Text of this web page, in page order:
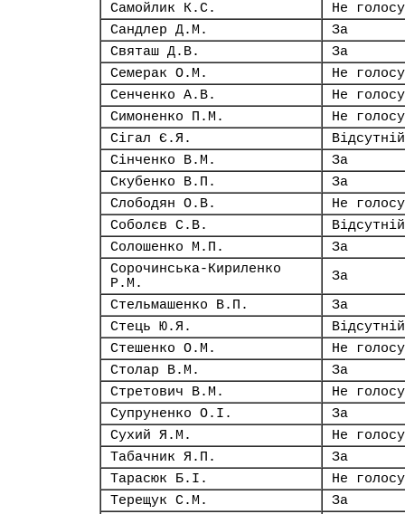
Самойлик К.С.
Не
Сандлер Д.М.
За
Святаш Д.В.
За
Семерак О.М.
Не
Сенченко А.В.
Не
Симоненко П.М.
Не
Сігал Є.Я.
Відсутній
Сінченко В.М.
За
Скубенко В.П.
За
Слободян О.В.
Не
Соболєв С.В.
Відсутній
Солошенко М.П.
За
Сорочинська-Кириленко
Р.М.
За
Стельмашенко В.П.
За
Стець Ю.Я.
Відсутній
Стешенко О.М.
Не
Столар В.М.
За
Стретович В.М.
Не
Супруненко О.І.
За
Сухий Я.М.
Не
Табачник Я.П.
За
Тарасюк Б.І.
Не
Терещук С.М.
За